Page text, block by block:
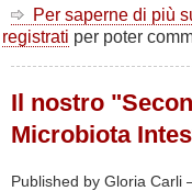
Per saperne di più
registrati per poter
Il nostro
Microbiota
Published by Gloria Carli